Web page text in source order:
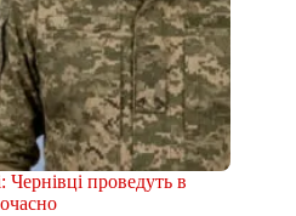
проведуть в